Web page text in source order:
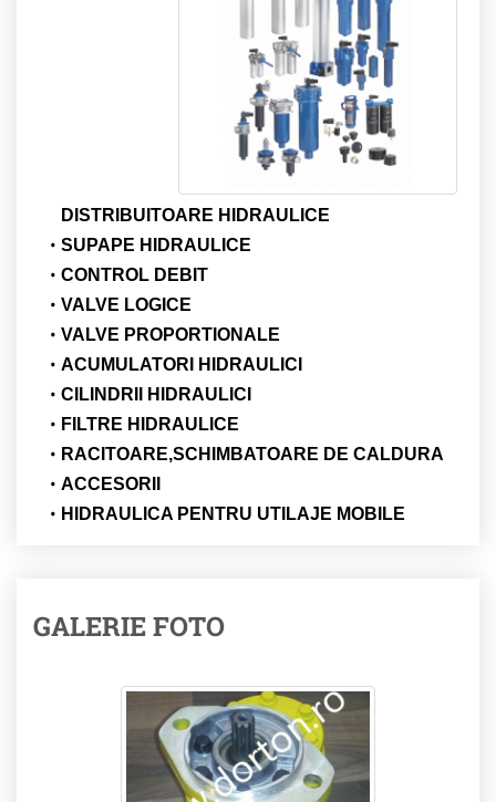
DISTRIBUITOARE HIDRAULICE
SUPAPE HIDRAULICE
CONTROL DEBIT
VALVE LOGICE
VALVE PROPORTIONALE
ACUMULATORI HIDRAULICI
CILINDRII HIDRAULICI
FILTRE HIDRAULICE
RACITOARE,SCHIMBATOARE DE CALDURA
ACCESORII
HIDRAULICA PENTRU UTILAJE MOBILE
GALERIE FOTO